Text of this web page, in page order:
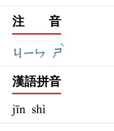
注 音
ㄐㄧㄣ ㄕ
ˋ
漢語拼音
jīn shì